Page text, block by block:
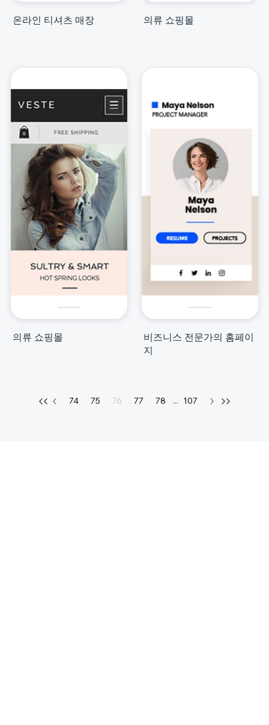
온라인 티셔츠 매장 의류 쇼핑몰
의류 쇼핑몰
비즈니스 전문가의 홈페이
지
74 75 76 77 78 ... 107